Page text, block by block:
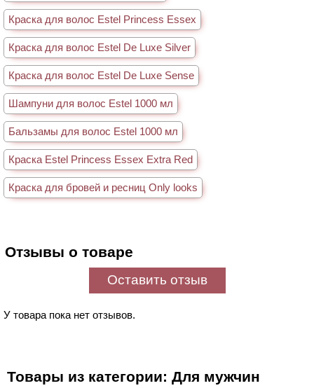
Краска для волос Estel Princess Essex
Краска для волос Estel De Luxe Silver
Краска для волос Estel De Luxe Sense
Шампуни для волос Estel 1000 мл
Бальзамы для волос Estel 1000 мл
Краска Estel Princess Essex Extra Red
Краска для бровей и ресниц Only looks
Отзывы о товаре
Оставить отзыв
У товара пока нет отзывов.
Товары из категории: Для мужчин